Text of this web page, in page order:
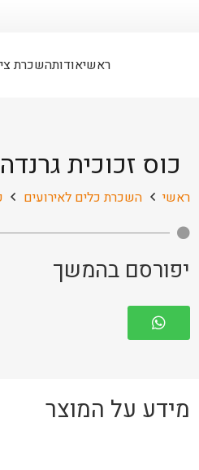
ראשיאודותהשכרת
כוס זכוכית
ראשי השכרת כלים לאירועים
יפורסם בהמשך
מידע על המוצר